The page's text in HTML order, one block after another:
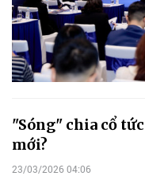
"Sóng" chia cổ
mới?
23/03/2026 04:06